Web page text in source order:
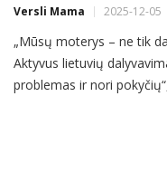
Versli Mama 2025-12-05
„Mūsų moterys – ne tik
Aktyvus lietuvių
problemas ir nori